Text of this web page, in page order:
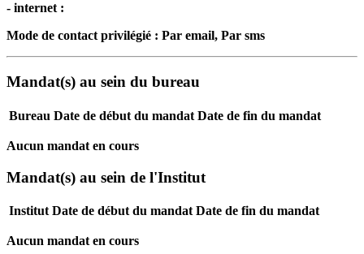
- internet :
Mode de contact privilégié : Par email, Par sms
Mandat(s) au sein du bureau
Bureau Date de début du mandat Date de fin du mandat
Aucun mandat en cours
Mandat(s) au sein de l'Institut
Institut Date de début du mandat Date de fin du mandat
Aucun mandat en cours